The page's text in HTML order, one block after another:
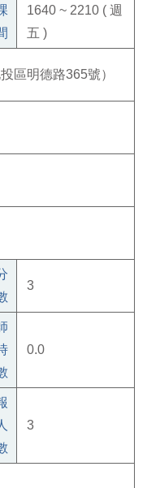
1640 ~ 2210 ( 週
五 )
區明德路365號）
3
0.0
3